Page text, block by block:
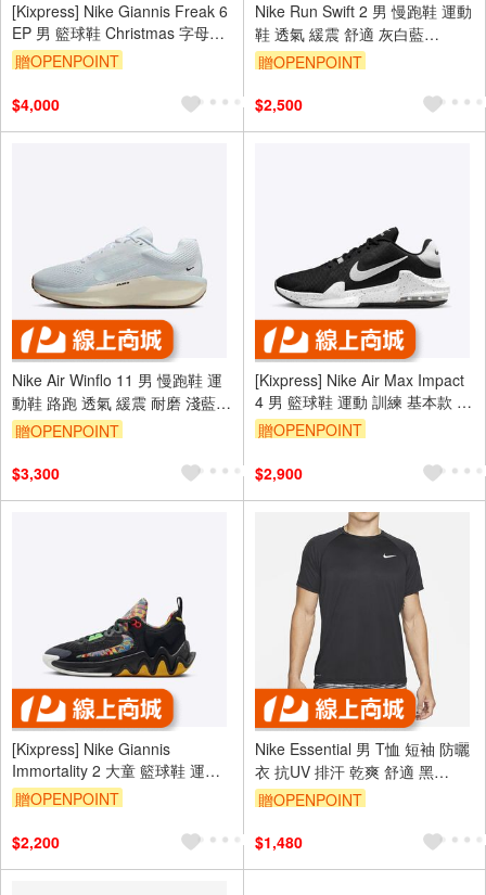
[Kixpress] Nike Giannis Freak 6
EP 男 籃球鞋 Christmas 字母哥
黑藍 [FZ1621-001]
贈OPENPOINT
$4,000
Nike Run Swift 2 男 慢跑鞋 運動
鞋 透氣 緩震 舒適 灰白藍
[CU3517-015]
贈OPENPOINT
$2,500
Nike Air Winflo 11 男 慢跑鞋 運
動鞋 路跑 透氣 緩震 耐磨 淺藍
[FJ9509-106]
贈OPENPOINT
$3,300
[Kixpress] Nike Air Max Impact
4 男 籃球鞋 運動 訓練 基本款 球
鞋 氣墊 黑白 [DM1124-011]
贈OPENPOINT
$2,900
[Kixpress] Nike Giannis
Immortality 2 大童 籃球鞋 運動
字母哥 倒勾 黑彩 [DQ1943-002]
贈OPENPOINT
$2,200
Nike Essential 男 T恤 短袖 防曬
衣 抗UV 排汗 乾爽 舒適 黑
[NESSA586-001]
贈OPENPOINT
$1,480